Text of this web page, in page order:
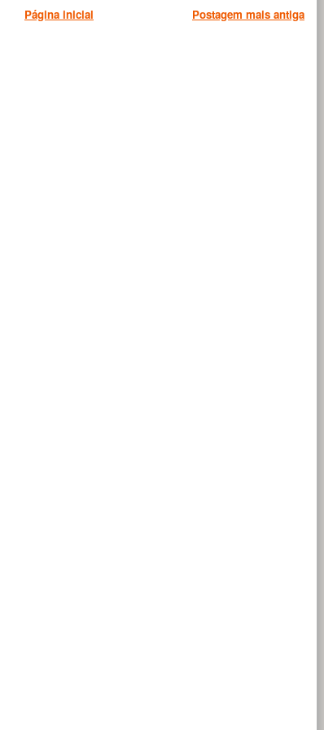
Postagem mais antiga
Página inicial